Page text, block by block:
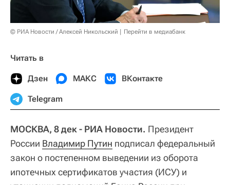
© РИА Новости / Алексей Никольский Перейти в медиабанк
Читать в
Дзен МАКС ВКонтакте
Telegram
МОСКВА, 8 дек - РИА Новости. Президент
России Владимир Путин подписал федеральный
закон о постепенном выведении из оборота
ипотечных сертификатов участия (ИСУ) и